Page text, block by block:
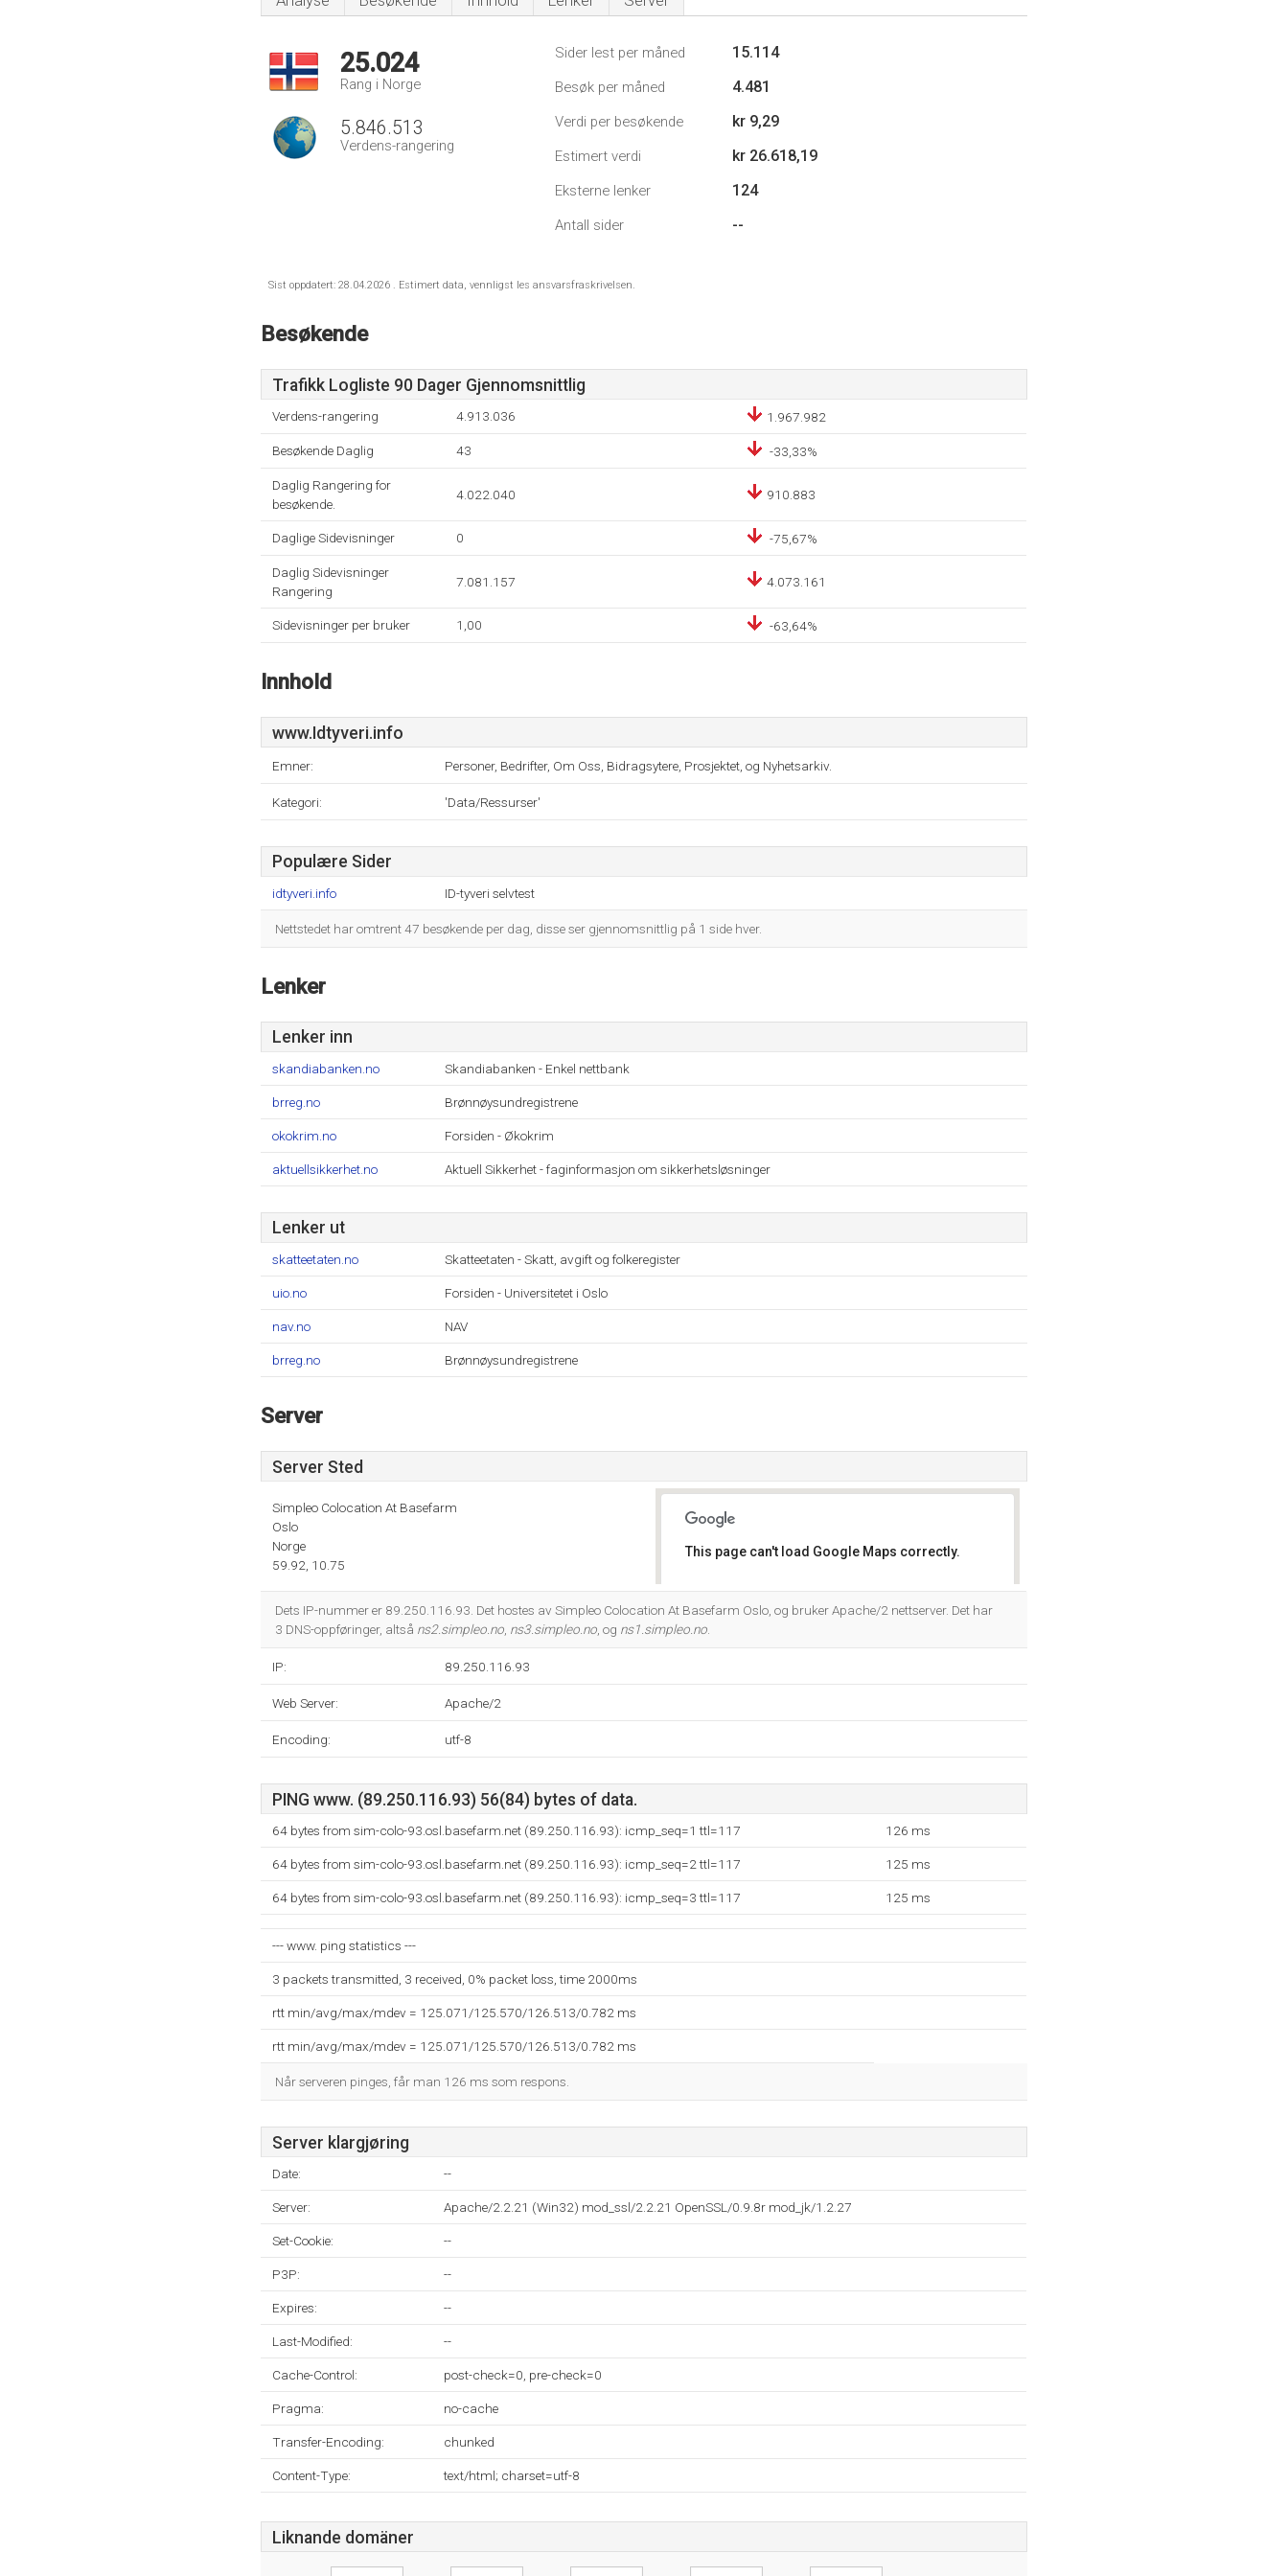
25.024
Rang i Norge
5.846.513
Verdens-rangering
Sider lest per måned 15.114
Besøk per måned 4.481
Verdi per besøkende kr 9,29
Estimert verdi kr 26.618,19
Eksterne lenker 124
Antall sider --
Sist oppdatert: 28.04.2026 . Estimert data, vennligst les ansvarsfraskrivelsen.
Besøkende
Trafikk Logliste 90 Dager Gjennomsnittlig
Verdens-rangering 4.913.036 1.967.982
Besøkende Daglig 43 -33,33%
Daglig Rangering for
besøkende.
4.022.040 910.883
Daglige Sidevisninger 0 -75,67%
Daglig Sidevisninger
Rangering
7.081.157 4.073.161
Sidevisninger per bruker 1,00 -63,64%
Innhold
www.Idtyveri.info
Emner: Personer, Bedrifter, Om Oss, Bidragsytere, Prosjektet, og Nyhetsarkiv.
Kategori: 'Data/Ressurser'
Populære Sider
idtyveri.info ID-tyveri selvtest
Nettstedet har omtrent 47 besøkende per dag, disse ser gjennomsnittlig på 1 side hver.
Lenker
Lenker inn
skandiabanken.no Skandiabanken - Enkel nettbank
brreg.no Brønnøysundregistrene
okokrim.no Forsiden - Økokrim
aktuellsikkerhet.no Aktuell Sikkerhet - faginformasjon om sikkerhetsløsninger
Lenker ut
skatteetaten.no Skatteetaten - Skatt, avgift og folkeregister
uio.no Forsiden - Universitetet i Oslo
nav.no NAV
brreg.no Brønnøysundregistrene
Server
Server Sted
Simpleo Colocation At Basefarm
Oslo
Norge
59.92, 10.75
This page can't load Google Maps correctly.
Dets IP-nummer er 89.250.116.93. Det hostes av Simpleo Colocation At Basefarm Oslo, og bruker Apache/2 nettserver. Det har
3 DNS-oppføringer, altså ns2.simpleo.no ns3.simpleo.no , og ns1.simpleo.no
IP: 89.250.116.93
Web Server: Apache/2
Encoding: utf-8
PING www. (89.250.116.93) 56(84) bytes of data.
64 bytes from sim-colo-93.osl.basefarm.net (89.250.116.93): icmp_seq=1 ttl=117 126 ms
64 bytes from sim-colo-93.osl.basefarm.net (89.250.116.93): icmp_seq=2 ttl=117 125 ms
64 bytes from sim-colo-93.osl.basefarm.net (89.250.116.93): icmp_seq=3 ttl=117 125 ms
--- www. ping statistics ---
3 packets transmitted, 3 received, 0% packet loss, time 2000ms
rtt min/avg/max/mdev = 125.071/125.570/126.513/0.782 ms
rtt min/avg/max/mdev = 125.071/125.570/126.513/0.782 ms
Når serveren pinges, får man 126 ms som respons.
Server klargjøring
Date: --
Server: Apache/2.2.21 (Win32) mod_ssl/2.2.21 OpenSSL/0.9.8r mod_jk/1.2.27
Set-Cookie: --
P3P: --
Expires: --
Last-Modified: --
Cache-Control: post-check=0, pre-check=0
Pragma: no-cache
Transfer-Encoding: chunked
Content-Type: text/html; charset=utf-8
Liknande domäner